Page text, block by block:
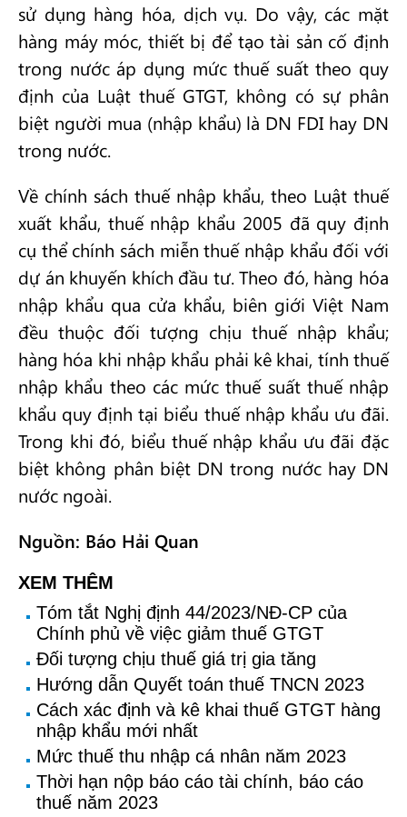
sử dụng hàng hóa, dịch vụ. Do vậy, các mặt
hàng máy móc, thiết bị để tạo tài sản cố định
trong nước áp dụng mức thuế suất theo quy
định của Luật thuế GTGT, không có sự phân
biệt người mua (nhập khẩu) là DN FDI hay DN
trong nước.
Về chính sách thuế nhập khẩu, theo Luật thuế
xuất khẩu, thuế nhập khẩu 2005 đã quy định
cụ thể chính sách miễn thuế nhập khẩu đối với
dự án khuyến khích đầu tư. Theo đó, hàng hóa
nhập khẩu qua cửa khẩu, biên giới Việt Nam
đều thuộc đối tượng chịu thuế nhập khẩu;
hàng hóa khi nhập khẩu phải kê khai, tính thuế
nhập khẩu theo các mức thuế suất thuế nhập
khẩu quy định tại biểu thuế nhập khẩu ưu đãi.
Trong khi đó, biểu thuế nhập khẩu ưu đãi đặc
biệt không phân biệt DN trong nước hay DN
nước ngoài.
Nguồn: Báo Hải Quan
XEM THÊM
Tóm tắt Nghị định 44/2023/NĐ-CP của
Chính phủ về việc giảm thuế GTGT
Đối tượng chịu thuế giá trị gia tăng
Hướng dẫn Quyết toán thuế TNCN 2023
Cách xác định và kê khai thuế GTGT hàng
nhập khẩu mới nhất
Mức thuế thu nhập cá nhân năm 2023
Thời hạn nộp báo cáo tài chính, báo cáo
thuế năm 2023